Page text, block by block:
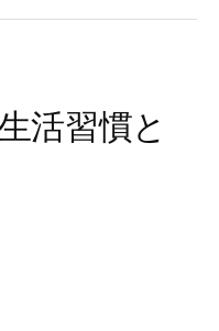
活習慣と